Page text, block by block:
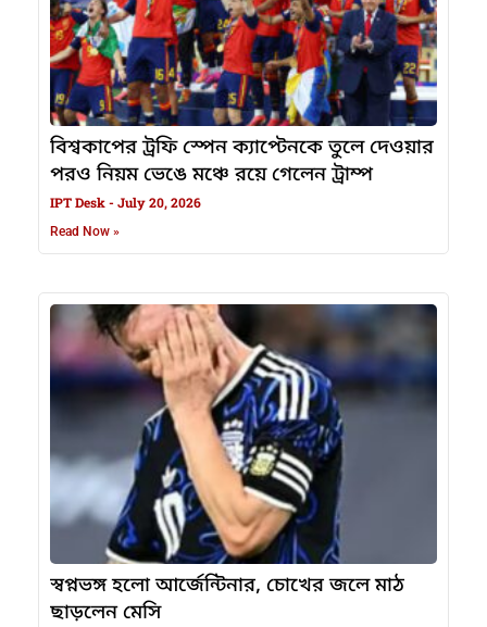
বিশ্বকাপের ট্রফি স্পেন ক্যাপ্টেনকে তুলে দেওয়ার
পরও নিয়ম ভেঙে মঞ্চে রয়ে গেলেন ট্রাম্প
IPT Desk July 20, 2026
Read Now »
স্বপ্নভঙ্গ হলো আর্জেন্টিনার, চোখের জলে মাঠ
ছাড়লেন মেসি